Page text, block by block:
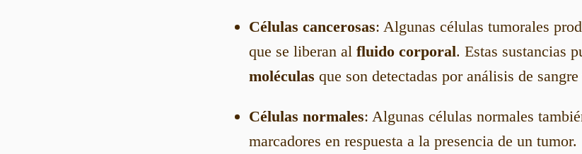
Células cancerosas: Algunas células tumorales
que se liberan al fluido corporal. Estas sustancias
moléculas que son detectadas por análisis de
Células normales: Algunas células normales
marcadores en respuesta a la presencia de un tumor.